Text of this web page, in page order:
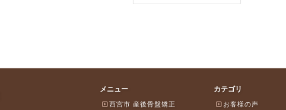
メニュー
西宮市 産後骨盤矯正
カテゴリ
お客様の声